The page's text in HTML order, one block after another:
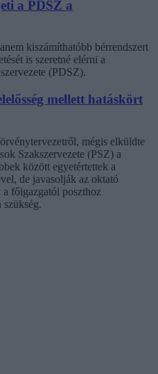
a PDSZ a
kiszámíthatóbb bérrendszert
is szeretné elérni a
(PDSZ).
mellett hatáskört
mégis elküldte
Szakszervezete (PSZ) a
között egyetértettek a
de javasolják az oktató
a főigazgatói poszthoz
szükség.